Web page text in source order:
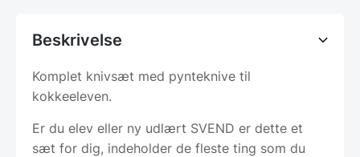
Beskrivelse
Komplet knivsæt med pynteknive til
kokkeeleven.
Er du elev eller ny udlært SVEND er dette et
sæt for dig, indeholder de fleste ting som du